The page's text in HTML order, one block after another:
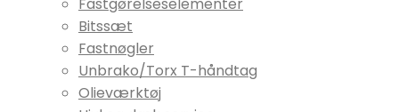
Fastgørelseselementer
Bitssæt
Fastnøgler
Unbrako/Torx T-håndtag
Olieværktøj